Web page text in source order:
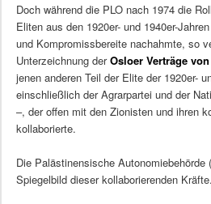
Doch während die PLO nach 1974 die
Eliten aus den 1920er- und 1940er-
und Kompromissbereite nachahmte, so
Unterzeichnung derOsloer Verträge von
jenen anderen Teil der Elite der 1920er-
einschließlich der Agrarpartei und der
–, der offen mit den Zionisten und ihren
kollaborierte.
Die Palästinensische Autonomiebehörde
Spiegelbild dieser kollaborierenden Kräfte.